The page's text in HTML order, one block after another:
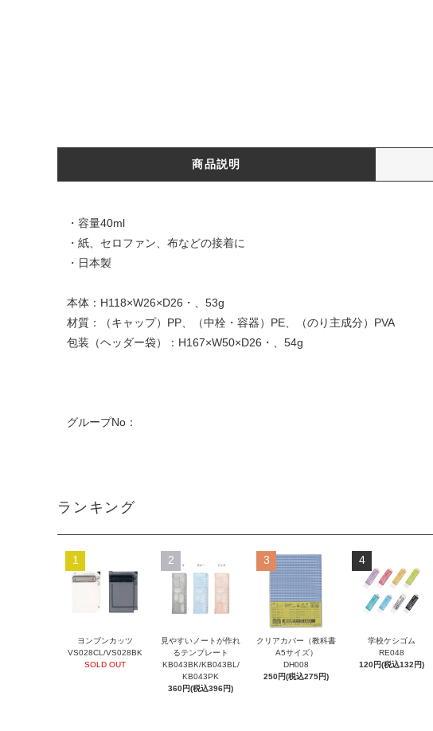
商品説明
・容量40ml
・紙、セロファン、布などの接着に
・日本製
本体：H118×W26×D26・、53g
材質：（キャップ）PP、（中栓・容器）PE、（のり主成分）PVA
包装（ヘッダー袋）：H167×W50×D26・、54g
グループNo：
ランキング
1
ヨンブンカッツ
VS028CL/VS028BK
SOLD OUT
2
見やすいノートが作れ
るテンプレート
KB043BK/KB043BL/
KB043PK
360円(税込396円)
3
クリアカバー（教科書
A5サイズ）
DH008
250円(税込275円)
4
学校ケシゴム
RE048
120円(税込132円)